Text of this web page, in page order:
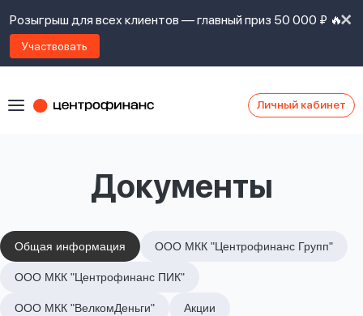
Розыгрыш для всех клиентов — главный приз 50 000 ₽ 🔥
Участвовать
Личный кабинет
Документы
Общая информация ООО МКК "Центрофинанс Групп"
ООО МКК "Центрофинанс ПИК"
ООО МКК "ВелкомДеньги" Акции
ознакомлен
предоставления
займов,
политикой
сайта,
согласие